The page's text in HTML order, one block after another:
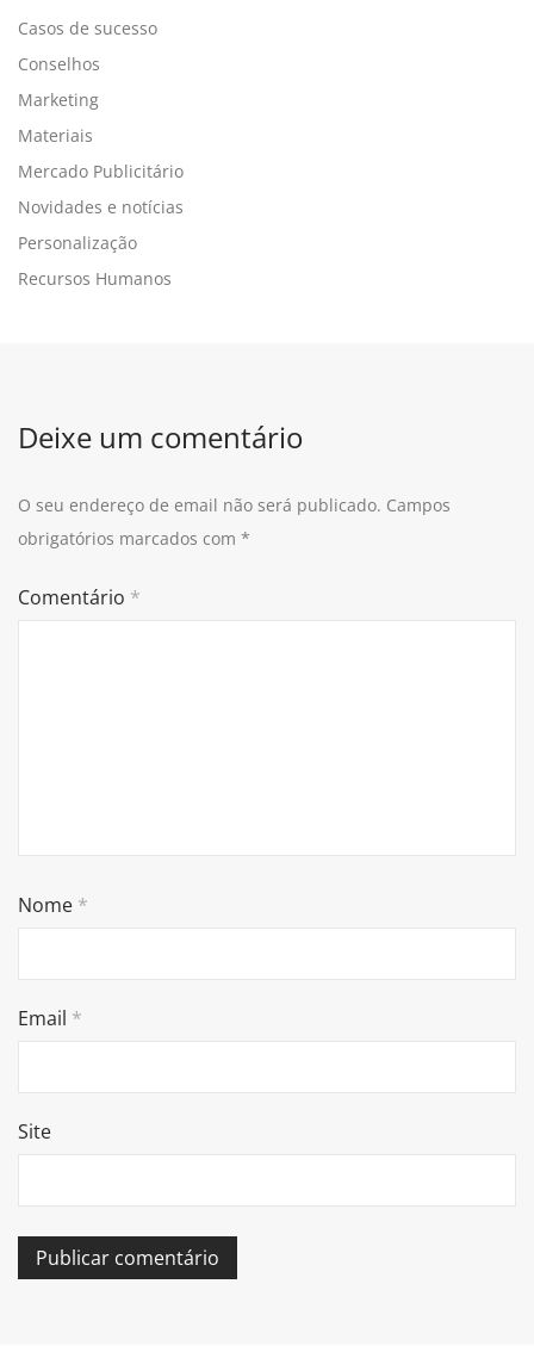
Casos de sucesso
Conselhos
Marketing
Materiais
Mercado Publicitário
Novidades e notícias
Personalização
Recursos Humanos
Deixe um comentário
O seu endereço de email não será publicado. Campos
obrigatórios marcados com *
Comentário *
Nome *
Email *
Site